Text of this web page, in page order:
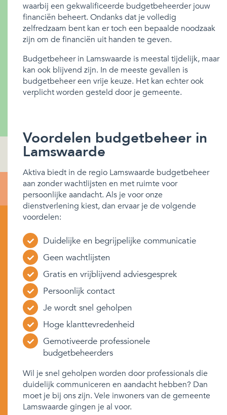
waarbij een gekwalificeerde budgetbeheerder jouw
financiën beheert. Ondanks dat je volledig
zelfredzaam bent kan er toch een bepaalde noodzaak
zijn om de financiën uit handen te geven.
Budgetbeheer in Lamswaarde is meestal tijdelijk, maar
kan ook blijvend zijn. In de meeste gevallen is
budgetbeheer een vrije keuze. Het kan echter ook
verplicht worden gesteld door je gemeente.
Voordelen budgetbeheer in
Lamswaarde
Aktiva biedt in de regio Lamswaarde budgetbeheer
aan zonder wachtlijsten en met ruimte voor
persoonlijke aandacht. Als je voor onze
dienstverlening kiest, dan ervaar je de volgende
voordelen:
Duidelijke en begrijpelijke communicatie
Geen wachtlijsten
Gratis en vrijblijvend adviesgesprek
Persoonlijk contact
Je wordt snel geholpen
Hoge klanttevredenheid
Gemotiveerde professionele
budgetbeheerders
Wil je snel geholpen worden door professionals die
duidelijk communiceren en aandacht hebben? Dan
moet je bij ons zijn. Vele inwoners van de gemeente
Lamswaarde gingen je al voor.